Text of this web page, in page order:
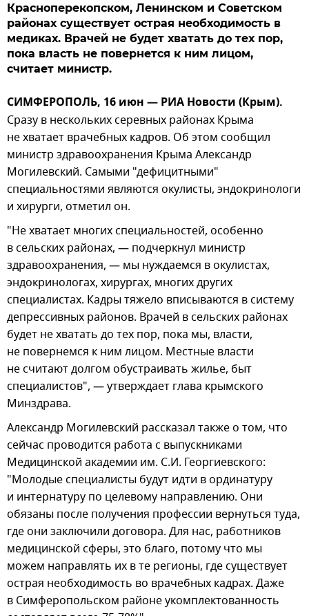
Красноперекопском, Ленинском и Советском
районах существует острая необходимость в
медиках. Врачей не будет хватать до тех пор,
пока власть не повернется к ним лицом,
считает министр.
СИМФЕРОПОЛЬ, 16 июн — РИА Новости (Крым).
Сразу в нескольких серевных районах Крыма
не хватает врачебных кадров. Об этом сообщил
министр здравоохранения Крыма Александр
Могилевский. Самыми "дефицитными"
специальностями являются окулисты, эндокринологи
и хирурги, отметил он.
"Не хватает многих специальностей, особенно
в сельских районах, — подчеркнул министр
здравоохранения, — мы нуждаемся в окулистах,
эндокринологах, хирургах, многих других
специалистах. Кадры тяжело вписываются в систему
депрессивных районов. Врачей в сельских районах
будет не хватать до тех пор, пока мы, власти,
не повернемся к ним лицом. Местные власти
не считают долгом обустраивать жилье, быт
специалистов", — утверждает глава крымского
Минздрава.
Александр Могилевский рассказал также о том, что
сейчас проводится работа с выпускниками
Медицинской академии им. С.И. Георгиевского:
"Молодые специалисты будут идти в ординатуру
и интернатуру по целевому направлению. Они
обязаны после получения профессии вернуться туда,
где они заключили договора. Для нас, работников
медицинской сферы, это благо, потому что мы
можем направлять их в те регионы, где существует
острая необходимость во врачебных кадрах. Даже
в Симферопольском районе укомплектованность